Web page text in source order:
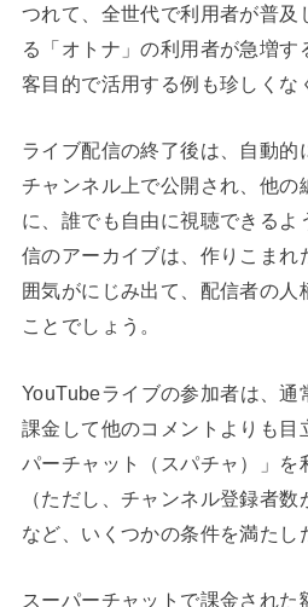
つれて、全世代で利用者が普及
る「オトナ」の利用者が急増
客目的で活用する例も珍しくな
ライブ配信の終了後は、自動
チャンネル上で公開され、他の
に、誰でも自由に視聴できる
信のアーカイブは、作りこまれ
囲気がにじみ出て、配信者の人
ことでしょう。
YouTubeライブの参加者は、通
課金して他のコメントよりも目
パーチャット（スパチャ）」を
（ただし、チャンネル登録者
など、いくつかの条件を満たし
スーパーチャットで課金され